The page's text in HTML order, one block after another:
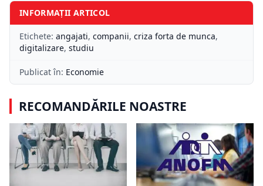
INFORMAȚII ARTICOL
Etichete: angajati, companii, criza forta de munca,
digitalizare, studiu
Publicat în: Economie
RECOMANDĂRILE NOASTRE